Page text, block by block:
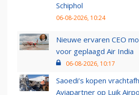
Schiphol
06-08-2026, 10:24
Nieuwe ervaren CEO
voor geplaagd Air India
06-08-2026, 10:17
Saoedi’s kopen
Aviapartner op Luik